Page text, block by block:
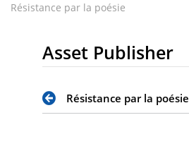
Résistance par la poésie
Asset Publisher
Résistance par la poésie